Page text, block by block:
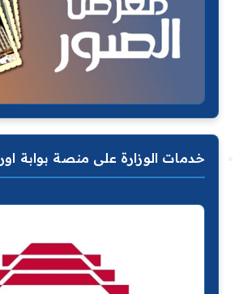
خدمات الوزارة على منصة بوابة اور